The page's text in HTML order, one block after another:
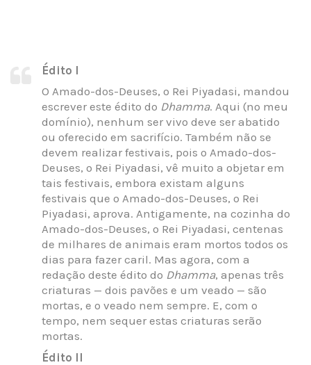
Édito I
O Amado-dos-Deuses, o Rei Piyadasi, mandou
escrever este édito do Dhamma. Aqui (no meu
domínio), nenhum ser vivo deve ser abatido
ou oferecido em sacrifício. Também não se
devem realizar festivais, pois o Amado-dos-
Deuses, o Rei Piyadasi, vê muito a objetar em
tais festivais, embora existam alguns
festivais que o Amado-dos-Deuses, o Rei
Piyadasi, aprova. Antigamente, na cozinha do
Amado-dos-Deuses, o Rei Piyadasi, centenas
de milhares de animais eram mortos todos os
dias para fazer caril. Mas agora, com a
redação deste édito do Dhamma, apenas três
criaturas — dois pavões e um veado — são
mortas, e o veado nem sempre. E, com o
tempo, nem sequer estas criaturas serão
mortas.
Édito II